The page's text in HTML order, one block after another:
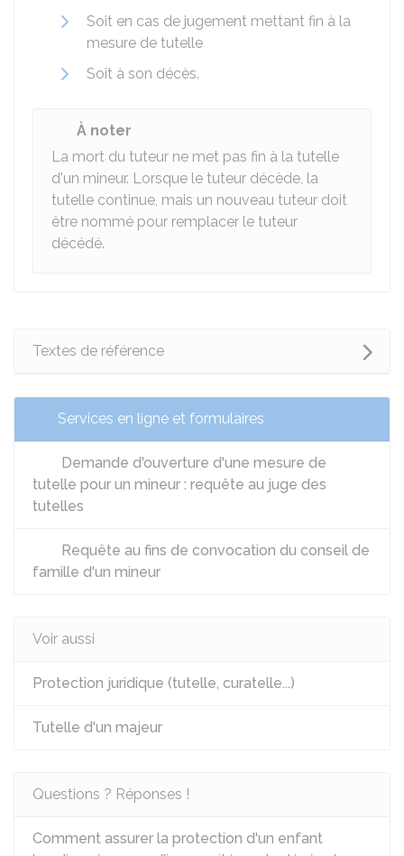
Soit en cas de jugement mettant fin à la
mesure de tutelle
Soit à son décès.
À noter
La mort du tuteur ne met pas fin à la tutelle
d'un mineur. Lorsque le tuteur décède, la
tutelle continue, mais un nouveau tuteur doit
être nommé pour remplacer le tuteur
décédé.
Textes de référence
Services en ligne et formulaires
Demande d'ouverture d'une mesure de
tutelle pour un mineur : requête au juge des
tutelles
Requête au fins de convocation du conseil de
famille d'un mineur
Voir aussi
Protection juridique (tutelle, curatelle...)
Tutelle d'un majeur
Questions ? Réponses !
Comment assurer la protection d'un enfant